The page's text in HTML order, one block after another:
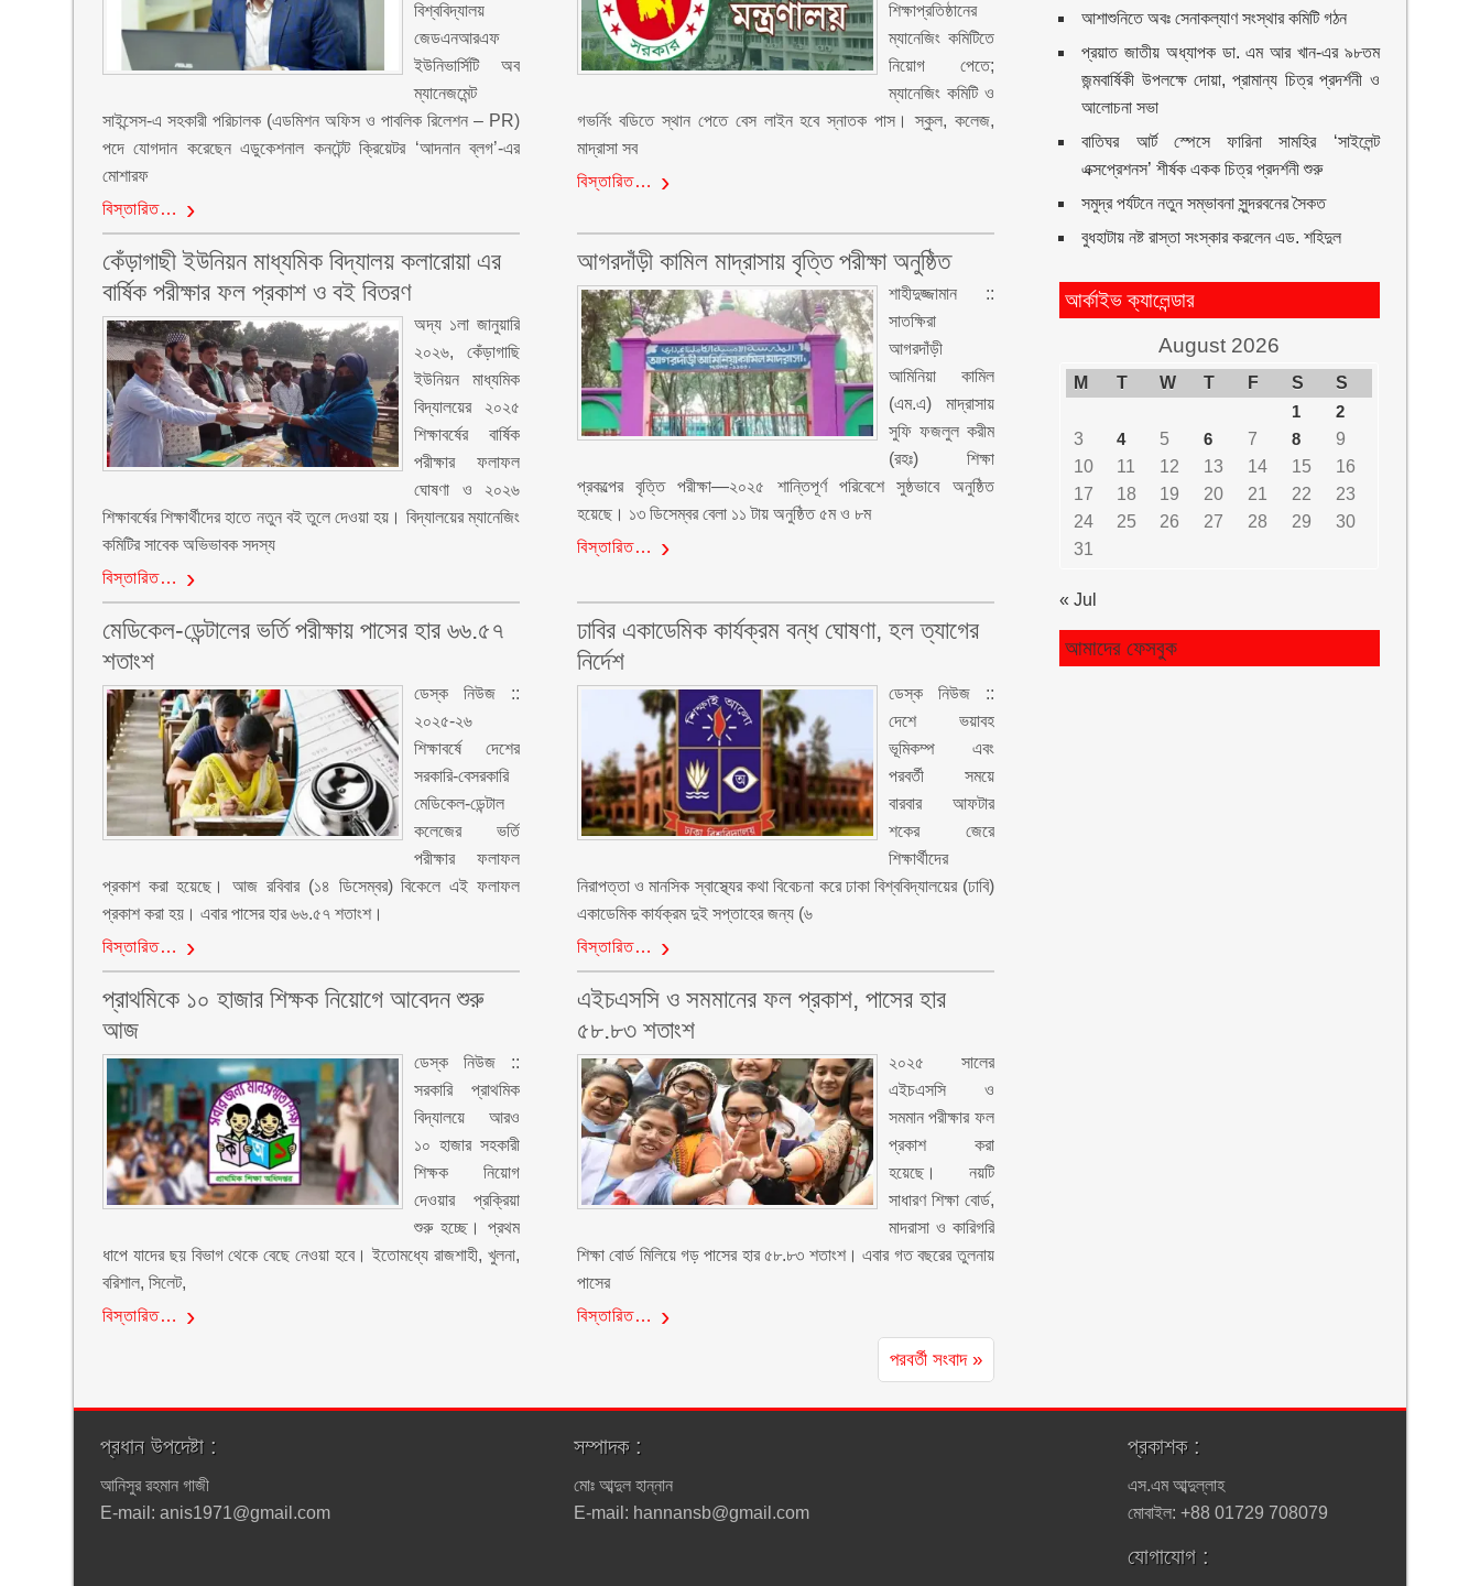
বিশ্ববিদ্যালয়
জেডএনআরএফ
ইউনিভার্সিটি অব
ম্যানেজমেন্ট
সাইন্সেস-এ সহকারী পরিচালক (এডমিশন অফিস ও পাবলিক রিলেশন – PR)
পদে যোগদান করেছেন এডুকেশনাল কনটেন্ট ক্রিয়েটর ‘আদনান ব্লগ’-এর
মোশারফ
বিস্তারিত…
শিক্ষাপ্রতিষ্ঠানের
ম্যানেজিং কমিটিতে
নিয়োগ পেতে;
ম্যানেজিং কমিটি ও
গভর্নিং বডিতে স্থান পেতে বেস লাইন হবে স্নাতক পাস। স্কুল, কলেজ,
মাদ্রাসা সব
বিস্তারিত…
কেঁড়াগাছী ইউনিয়ন মাধ্যমিক বিদ্যালয় কলারোয়া এর
বার্ষিক পরীক্ষার ফল প্রকাশ ও বই বিতরণ
অদ্য ১লা জানুয়ারি
২০২৬, কেঁড়াগাছি
ইউনিয়ন মাধ্যমিক
বিদ্যালয়ের ২০২৫
শিক্ষাবর্ষের বার্ষিক
পরীক্ষার ফলাফল
ঘোষণা ও ২০২৬
শিক্ষাবর্ষের শিক্ষার্থীদের হাতে নতুন বই তুলে দেওয়া হয়। বিদ্যালয়ের ম্যানেজিং
কমিটির সাবেক অভিভাবক সদস্য
বিস্তারিত…
আগরদাঁড়ী কামিল মাদ্রাসায় বৃত্তি পরীক্ষা অনুষ্ঠিত
শাহীদুজ্জামান ::
সাতক্ষিরা
আগরদাঁড়ী
আমিনিয়া কামিল
(এম.এ) মাদ্রাসায়
সুফি ফজলুল করীম
(রহঃ) শিক্ষা
প্রকল্পের বৃত্তি পরীক্ষা—২০২৫ শান্তিপূর্ণ পরিবেশে সুষ্ঠভাবে অনুষ্ঠিত
হয়েছে। ১৩ ডিসেম্বর বেলা ১১ টায় অনুষ্ঠিত ৫ম ও ৮ম
বিস্তারিত…
মেডিকেল-ডেন্টালের ভর্তি পরীক্ষায় পাসের হার ৬৬.৫৭
শতাংশ
ডেস্ক নিউজ ::
২০২৫-২৬
শিক্ষাবর্ষে দেশের
সরকারি-বেসরকারি
মেডিকেল-ডেন্টাল
কলেজের ভর্তি
পরীক্ষার ফলাফল
প্রকাশ করা হয়েছে। আজ রবিবার (১৪ ডিসেম্বর) বিকেলে এই ফলাফল
প্রকাশ করা হয়। এবার পাসের হার ৬৬.৫৭ শতাংশ।
বিস্তারিত…
ঢাবির একাডেমিক কার্যক্রম বন্ধ ঘোষণা, হল ত্যাগের
নির্দেশ
ডেস্ক নিউজ ::
দেশে ভয়াবহ
ভূমিকম্প এবং
পরবর্তী সময়ে
বারবার আফটার
শকের জেরে
শিক্ষার্থীদের
নিরাপত্তা ও মানসিক স্বাস্থ্যের কথা বিবেচনা করে ঢাকা বিশ্ববিদ্যালয়ের (ঢাবি)
একাডেমিক কার্যক্রম দুই সপ্তাহের জন্য (৬
বিস্তারিত…
প্রাথমিকে ১০ হাজার শিক্ষক নিয়োগে আবেদন শুরু
আজ
ডেস্ক নিউজ ::
সরকারি প্রাথমিক
বিদ্যালয়ে আরও
১০ হাজার সহকারী
শিক্ষক নিয়োগ
দেওয়ার প্রক্রিয়া
শুরু হচ্ছে। প্রথম
ধাপে যাদের ছয় বিভাগ থেকে বেছে নেওয়া হবে। ইতোমধ্যে রাজশাহী, খুলনা,
বরিশাল, সিলেট,
বিস্তারিত…
এইচএসসি ও সমমানের ফল প্রকাশ, পাসের হার
৫৮.৮৩ শতাংশ
২০২৫ সালের
এইচএসসি ও
সমমান পরীক্ষার ফল
প্রকাশ করা
হয়েছে। নয়টি
সাধারণ শিক্ষা বোর্ড,
মাদরাসা ও কারিগরি
শিক্ষা বোর্ড মিলিয়ে গড় পাসের হার ৫৮.৮৩ শতাংশ। এবার গত বছরের তুলনায়
পাসের
বিস্তারিত…
পরবর্তী সংবাদ »
আশাশুনিতে অবঃ সেনাকল্যাণ সংস্থার কমিটি গঠন
প্রয়াত জাতীয় অধ্যাপক ডা. এম আর খান-এর ৯৮তম
জন্মবার্ষিকী উপলক্ষে দোয়া, প্রামান্য চিত্র প্রদর্শনী ও
আলোচনা সভা
বাতিঘর আর্ট স্পেসে ফারিনা সামহির ‘সাইলেন্ট
এক্সপ্রেশনস’ শীর্ষক একক চিত্র প্রদর্শনী শুরু
সমুদ্র পর্যটনে নতুন সম্ভাবনা সুন্দরবনের সৈকত
বুধহাটায় নষ্ট রাস্তা সংস্কার করলেন এড. শহিদুল
আর্কাইভ ক্যালেন্ডার
August 2026
M T W T F S
S
1
2
3
4 5 6 7 8
9
10
11 12 13 14 15
16
17
18 19 20 21 22
23
24
25 26 27 28 29
30
31
« Jul
আমাদের ফেসবুক
প্রধান উপদেষ্টা :
আনিসুর রহমান গাজী
E-mail: anis1971@gmail.com
সম্পাদক :
মোঃ আব্দুল হান্নান
E-mail: hannansb@gmail.com
প্রকাশক :
এস.এম আব্দুল্লাহ
মোবাইল: +88 01729 708079
যোগাযোগ :